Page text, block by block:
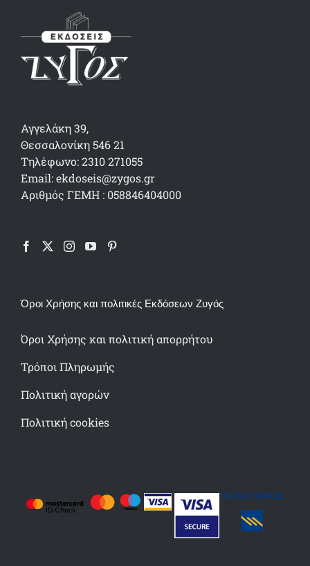
Αγγελάκη 39,
Θεσσαλονίκη 546 21
Τηλέφωνο: 2310 271055
Email: ekdoseis@zygos.gr
Αριθμός ΓΕΜΗ : 058846404000
Όροι Χρήσης και πολιτικές Εκδόσεων Ζυγός
Όροι Χρήσης και πολιτική απορρήτου
Τρόποι Πληρωμής
Πολιτική αγορών
Πολιτική cookies